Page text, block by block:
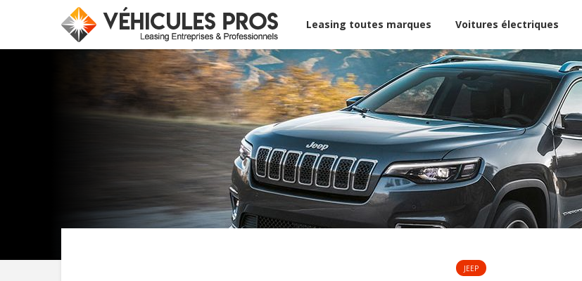
Leasing toutes marques Voitures électriques
JEEP